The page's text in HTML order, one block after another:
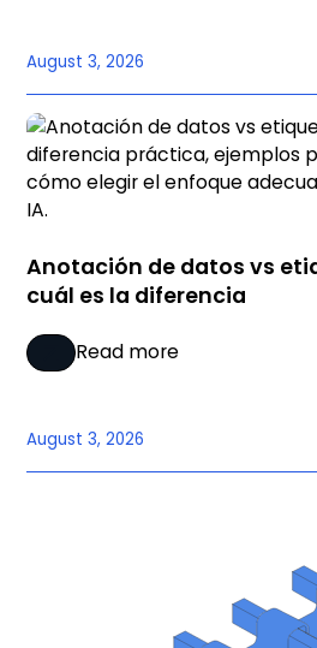
August 3, 2026
Anotación de datos vs
cuál es la diferencia
Read more
August 3, 2026